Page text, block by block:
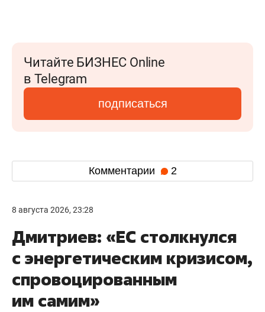
Читайте БИЗНЕС Online
в Telegram
подписаться
Комментарии 2
8 августа 2026, 23:28
Дмитриев: «ЕС столкнулся
с энергетическим кризисом,
спровоцированным
им самим»